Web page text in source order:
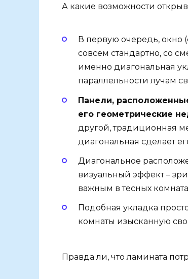
А какие возможности
В первую очередь, окно
совсем стандартно, со
именно диагональная
параллельности лучам
Панели,
его геометрические
другой, традиционная
диагональная сделает
Диагональное
визуальный эффект –
важным в тесных
Подобная укладка
комнаты изысканную
Правда ли, что ламината